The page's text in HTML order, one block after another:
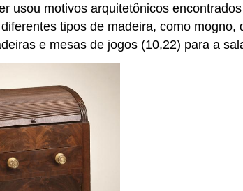
usou motivos arquitetônicos
tipos de madeira, como mogno,
e mesas de jogos (10,22) para a